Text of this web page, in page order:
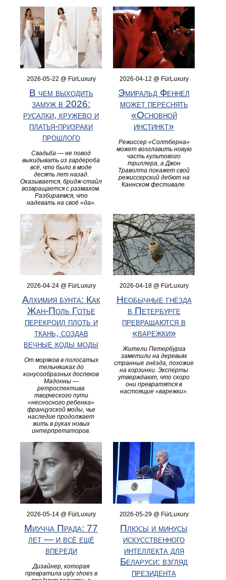
2026-05-22 @ FürLuxury
В чем выходить
замуж в 2026:
русалки, кружево и
платья-призраки
прошлого
Свадьба — не повод
выкидывать из гардероба
всё, что было в моде
десять лет назад.
Оказывается, бридж-стайл
возвращается с размахом.
Разбираемся, что
надевать на своё «да».
2026-04-12 @ FürLuxury
Эмиральд Феннел
может переснять
«Основной
инстинкт»
Режиссер «Солтберна»
может возглавить новую
часть культового
триллера, а Джон
Траволта покажет свой
режиссерский дебют на
Каннском фестивале.
2026-04-24 @ FürLuxury
Алхимия бунта: Как
Жан-Поль Готье
перекроил плоть и
ткань, создав
вечные коды моды
От моряков в полосатых
тельняшках до
конусообразных доспехов
Мадонны —
ретроспектива
творческого пути
«несносного ребенка»
французской моды, чье
наследие продолжает
жить в руках новых
интерпретаторов.
2026-04-18 @ FürLuxury
Необычные гнёзда
в Петербурге
превращаются в
«варежки»
Жители Петербурга
заметили на деревьях
странные гнёзда, похожие
на корзинки. Эксперты
утверждают, что скоро
они превратятся в
настоящие «варежки».
2026-05-14 @ FürLuxury
Миучча Прада: 77
лет — и всё ещё
впереди
Дизайнер, которая
превратила ugly shoes в
2026-05-29 @ FürLuxury
Плюсы и минусы
искусственного
интеллекта для
Беларуси: взгляд
президента